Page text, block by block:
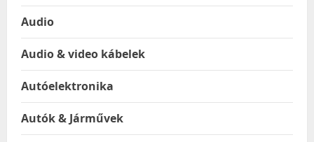
Audio
Audio & video kábelek
Autóelektronika
Autók & Járművek